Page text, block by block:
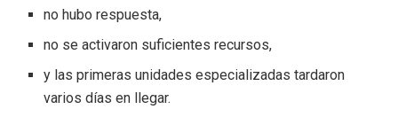
no hubo respuesta,
no se activaron suficientes recursos,
y las primeras unidades especializadas tardaron
varios días en llegar.